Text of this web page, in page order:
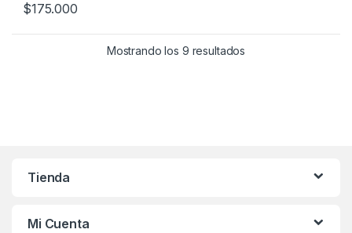
$175.000
Este producto tiene múltiples variantes. Las opciones se
Mostrando los 9 resultados
Tienda
Mi Cuenta